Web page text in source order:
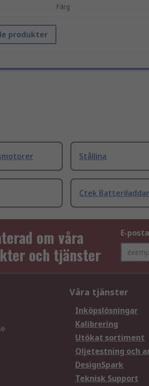
Färg
produkter
Stållina
Ctek
om våra
och tjänster
E-
Våra tjänster
Inköpslösningar
Kalibrering
Utökat sortiment
Oljetestning och
DesignSpark
Teknisk Support